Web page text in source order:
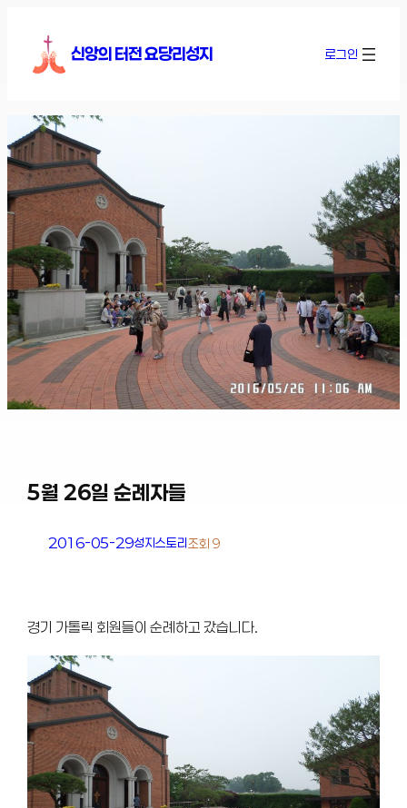
가
기
신앙의 터전 요당리성지 로그인
5월 26일 순례자들
2016-05-29성지스토리조회 9
경기 가톨릭 회원들이 순례하고 갔습니다.